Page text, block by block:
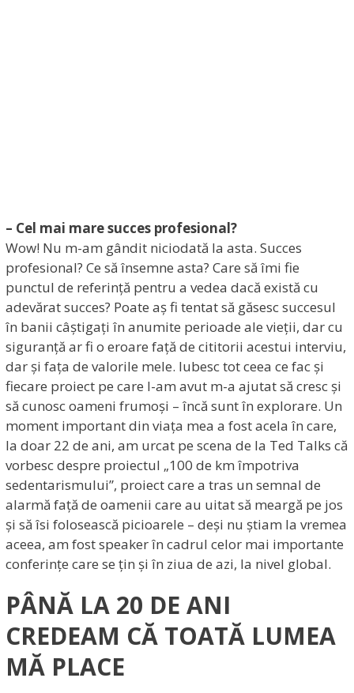
– Cel mai mare succes profesional?
Wow! Nu m-am gândit niciodată la asta. Succes
profesional? Ce să însemne asta? Care să îmi fie
punctul de referință pentru a vedea dacă există cu
adevărat succes? Poate aș fi tentat să găsesc succesul
în banii câștigați în anumite perioade ale vieții, dar cu
siguranță ar fi o eroare față de cititorii acestui interviu,
dar și fața de valorile mele. Iubesc tot ceea ce fac și
fiecare proiect pe care l-am avut m-a ajutat să cresc și
să cunosc oameni frumoși – încă sunt în explorare. Un
moment important din viața mea a fost acela în care,
la doar 22 de ani, am urcat pe scena de la Ted Talks că
vorbesc despre proiectul „100 de km împotriva
sedentarismului”, proiect care a tras un semnal de
alarmă față de oamenii care au uitat să meargă pe jos
și să îsi folosească picioarele – deși nu știam la vremea
aceea, am fost speaker în cadrul celor mai importante
conferințe care se țin și în ziua de azi, la nivel global.
PÂNĂ LA 20 DE ANI
CREDEAM CĂ TOATĂ LUMEA
MĂ PLACE